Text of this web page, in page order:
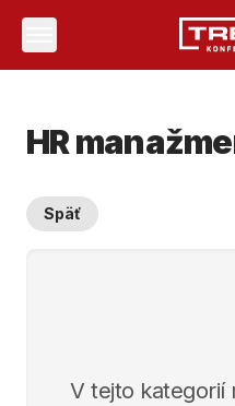
HR
Späť
V tejto kategorií